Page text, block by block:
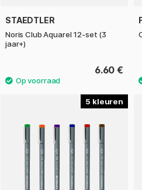
STAEDTLER
Noris Club Aquarel 12-set (3
jaar+)
6.60 €
5